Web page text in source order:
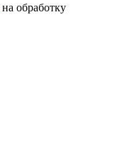
на обработку